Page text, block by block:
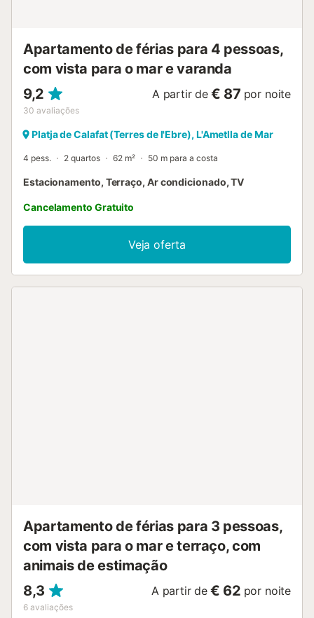
Apartamento de férias para 4 pessoas,
com vista para o mar e varanda
9,2
30 avaliações
A partir de € 87 por noite
Platja de Calafat (Terres de l'Ebre), L'Ametlla de Mar
4 pess. 2 quartos 62 m² 50 m para a costa
Estacionamento, Terraço, Ar condicionado, TV
Cancelamento Gratuito
Veja oferta
Apartamento de férias para 3 pessoas,
com vista para o mar e terraço, com
animais de estimação
8,3
6 avaliações
A partir de € 62 por noite